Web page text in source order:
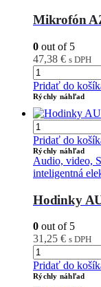
Mikrofón
0 out of 5
47,38 € s DPH
Pridať do
Rýchly náhľad
Pridať do
Rýchly náhľad
Audio, video,
inteligentná
Hodinky
0 out of 5
31,25 € s DPH
Pridať do
Rýchly náhľad